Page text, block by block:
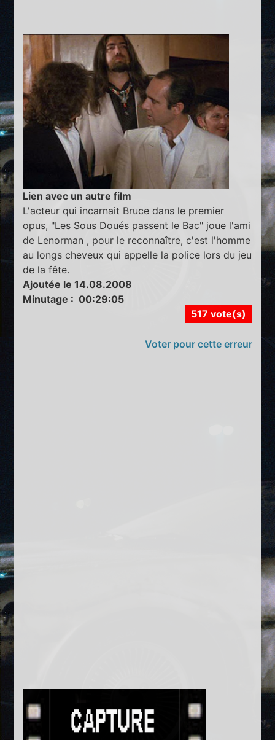
Lien avec un autre film
L'acteur qui incarnait Bruce dans le premier
opus, "Les Sous Doués passent le Bac" joue l'ami
de Lenorman , pour le reconnaître, c'est l'homme
au longs cheveux qui appelle la police lors du jeu
de la fête.
Ajoutée le 14.08.2008
Minutage : 00:29:05
517 vote(s)
Voter pour cette erreur